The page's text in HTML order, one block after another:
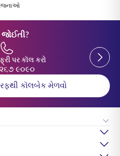
પર કૉલ કરો
૯૦૯૦
Previous
કૉલબેક મેળવો